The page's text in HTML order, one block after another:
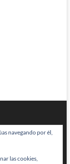
WordPress| © Todos
navegando por él,
las cookies,